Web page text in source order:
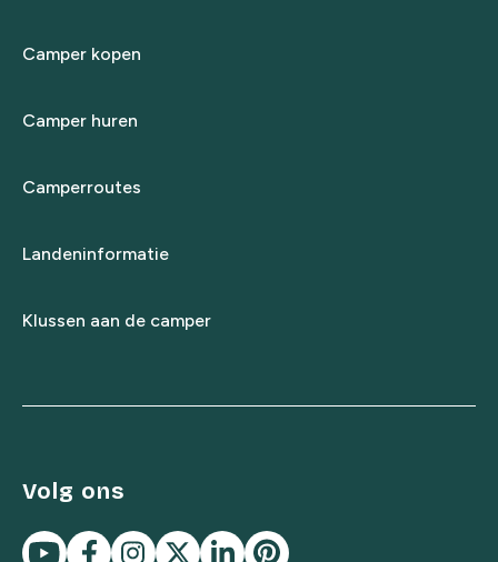
Camper kopen
Camper huren
Camperroutes
Landeninformatie
Klussen aan de camper
Volg ons